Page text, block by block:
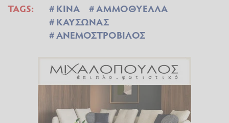
TAGS: ΚΙΝΑ
ΑΜΜΟΘΥΕΛΛΑ
ΚΑΥΣΩΝΑΣ
ΑΝΕΜΟΣΤΡΟΒΙΛΟΣ